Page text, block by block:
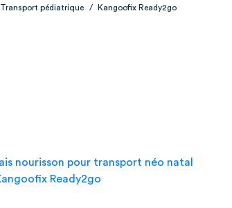
Transport pédiatrique / Kangoofix Ready2go